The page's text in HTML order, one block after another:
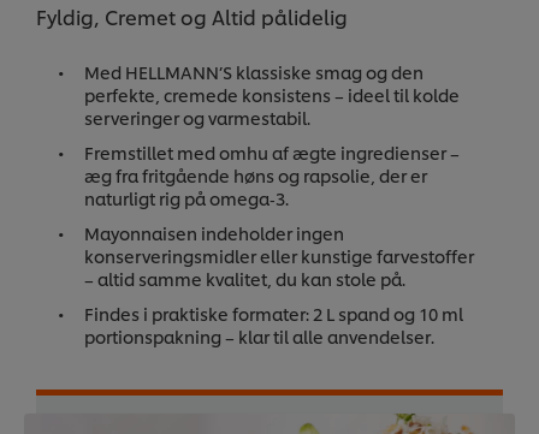
Fyldig, Cremet og Altid pålidelig
Med HELLMANN’S klassiske smag og den
perfekte, cremede konsistens – ideel til kolde
serveringer og varmestabil.
Fremstillet med omhu af ægte ingredienser –
æg fra fritgående høns og rapsolie, der er
naturligt rig på omega‑3.
Mayonnaisen indeholder ingen
konserveringsmidler eller kunstige farvestoffer
– altid samme kvalitet, du kan stole på.
Findes i praktiske formater: 2 L spand og 10 ml
portionspakning – klar til alle anvendelser.